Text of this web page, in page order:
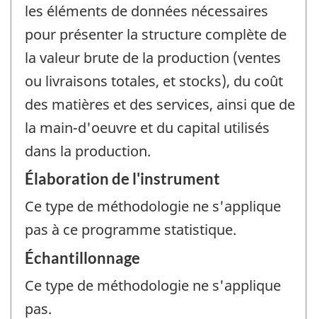
les éléments de données nécessaires
pour présenter la structure complète de
la valeur brute de la production (ventes
ou livraisons totales, et stocks), du coût
des matières et des services, ainsi que de
la main-d'oeuvre et du capital utilisés
dans la production.
Élaboration de l'instrument
Ce type de méthodologie ne s'applique
pas à ce programme statistique.
Échantillonnage
Ce type de méthodologie ne s'applique
pas.